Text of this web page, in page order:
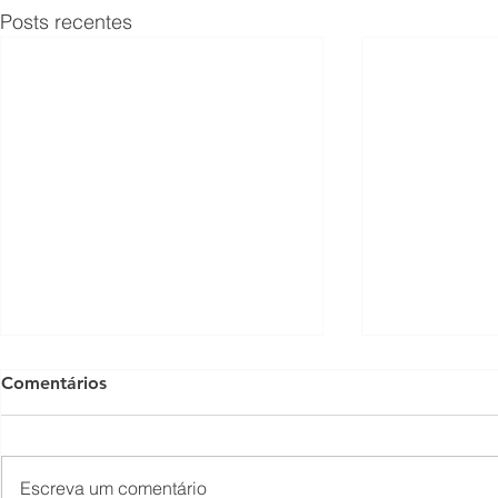
Posts recentes
Comentários
Escreva um comentário